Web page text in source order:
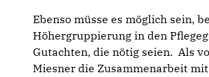
Ebenso müsse es möglich sein,
Höhergruppierung in den
Gutachten, die nötig seien. Als
Miesner die Zusammen­arbeit